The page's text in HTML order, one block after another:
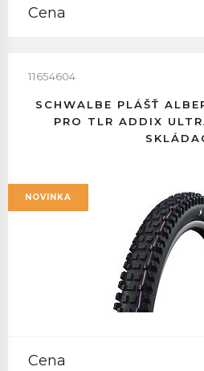
Cena
11654604
SCHWALBE PLÁŠŤ
PRO TLR ADDIX
NOVINKA
Cena